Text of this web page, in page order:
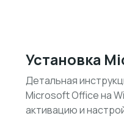
Установка
Детальная
Microsoft Office на
активацию и